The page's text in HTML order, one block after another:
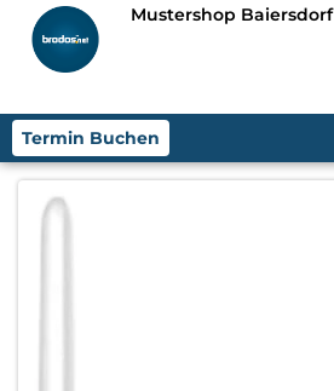
Mustershop Baiersdorf
Termin Buchen